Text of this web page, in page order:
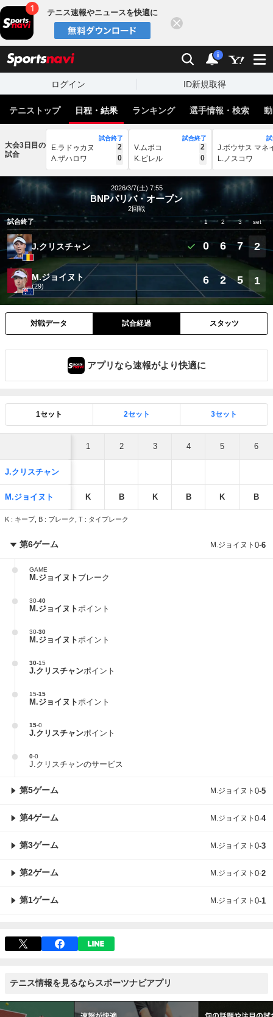
テニス速報やニュースを快適に
検索 通知
i
ログイン ID新規取得
テニストップ 日程・結果 ランキング 選手情報・検索
大会3日目の
試合
試合終了
E.ラドゥカヌ
2
A.ザハロワ
0
試合終了
V.ムボコ
2
K.ビレル
0
J.ボウサス マネ
L.ノスコワ
2026/3/7(土) 7:55
BNPパリバ・オープン
2回戦
試合終了
1 2 3 set
J.クリスチャン 0 6 7 2
M.ジョイヌト
(29) 6 2 5 1
対戦データ 試合経過 スタッツ
アプリなら速報がより快適に
1セット 2セット 3セット
1 2 3 4 5 6
J.クリスチャン
M.ジョイヌト K B K B K B
K : キープ, B : ブレーク, T : タイブレーク
第6ゲーム M.ジョイヌト 0-6
GAME
M.ジョイヌト ブレーク
30-40
M.ジョイヌトポイント
30-30
M.ジョイヌトポイント
30-15
J.クリスチャンポイント
15-15
M.ジョイヌトポイント
15-0
J.クリスチャンポイント
0-0
J.クリスチャンのサービス
第5ゲーム M.ジョイヌト 0-5
第4ゲーム M.ジョイヌト 0-4
第3ゲーム M.ジョイヌト 0-3
第2ゲーム M.ジョイヌト 0-2
第1ゲーム M.ジョイヌト 0-1
テニス情報を見るならスポーツナビアプリ